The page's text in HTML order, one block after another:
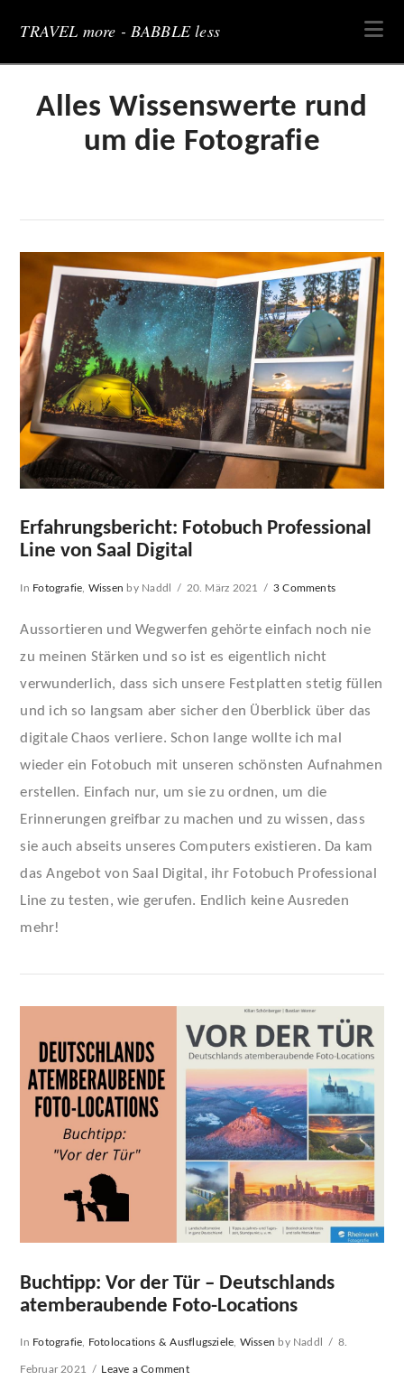
TRAVEL more - BABBLE less
Alles Wissenswerte rund
um die Fotografie
VIEW POST
Erfahrungsbericht: Fotobuch Professional
Line von Saal Digital
In Fotografie Wissen by Naddl 20. März 2021 3 Comments
Aussortieren und Wegwerfen gehörte einfach noch nie
zu meinen Stärken und so ist es eigentlich nicht
verwunderlich, dass sich unsere Festplatten stetig füllen
und ich so langsam aber sicher den Überblick über das
digitale Chaos verliere. Schon lange wollte ich mal
wieder ein Fotobuch mit unseren schönsten Aufnahmen
erstellen. Einfach nur, um sie zu ordnen, um die
Erinnerungen greifbar zu machen und zu wissen, dass
sie auch abseits unseres Computers existieren. Da kam
das Angebot von Saal Digital, ihr Fotobuch Professional
Line zu testen, wie gerufen. Endlich keine Ausreden
mehr!
Buchtipp: Vor der Tür – Deutschlands
atemberaubende Foto-Locations
In Fotografie Fotolocations & Ausflugsziele Wissen by Naddl 8.
Februar 2021 Leave a Comment